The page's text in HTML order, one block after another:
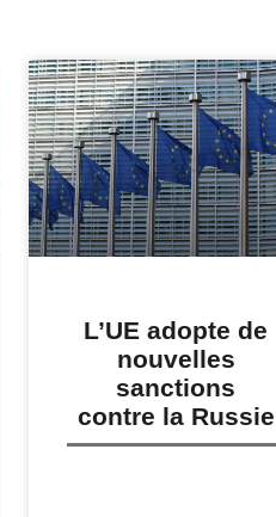
L’UE adopte de
nouvelles
sanctions
contre la Russie